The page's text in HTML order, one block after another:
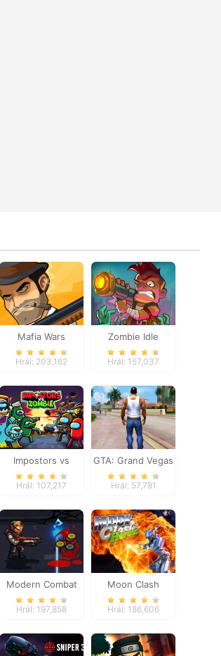
Mafia Wars
Hrál: 203,162
Zombie Idle
Defense Online
Hrál: 157,037
Impostors vs
Zombies: Survival
Hrál: 107,217
GTA: Grand Vegas
Crime
Hrál: 57,781
Modern Combat
Defense
Hrál: 197,858
Moon Clash
Heroes
Hrál: 186,606